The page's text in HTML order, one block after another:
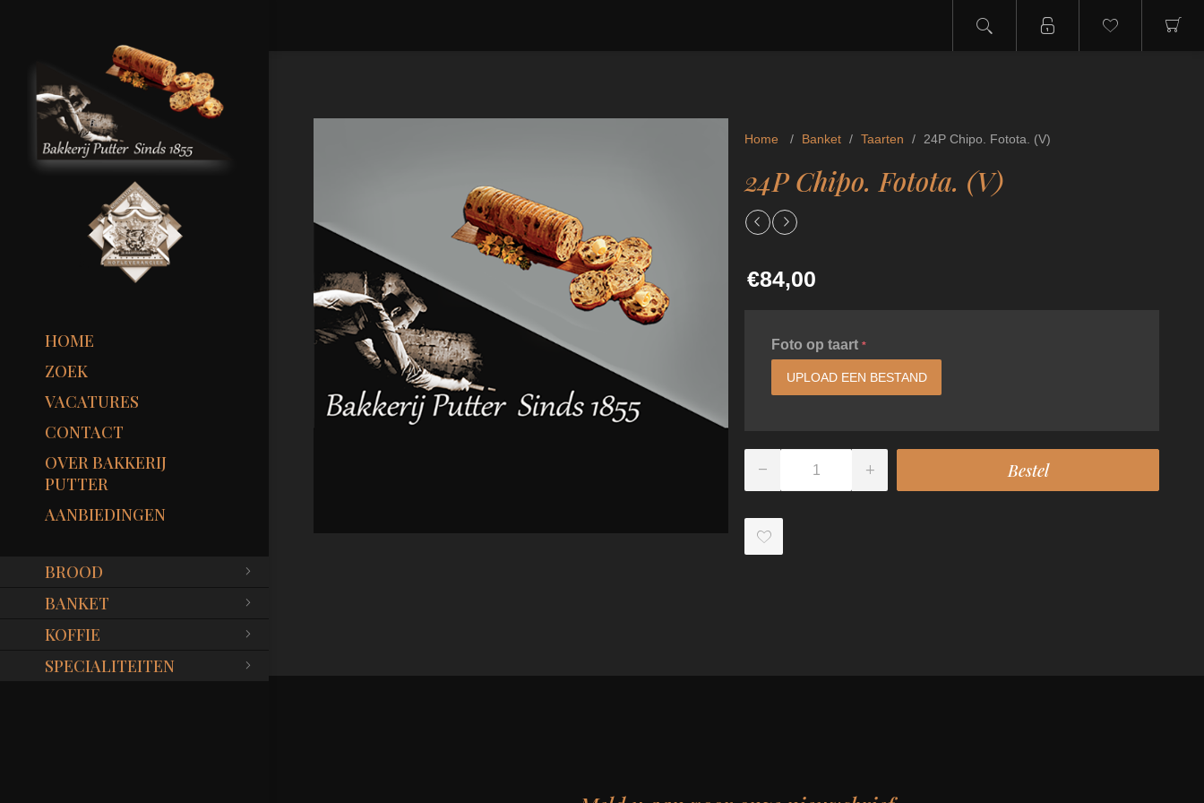
HOME
ZOEK
VACATURES
CONTACT
OVER BAKKERIJ
PUTTER
AANBIEDINGEN
BROOD
BANKET
KOFFIE
SPECIALITEITEN
Home / Banket / Taarten / 24P Chipo. Fotota. (V)
24P Chipo. Fotota. (V)
€84,00
Foto op taart*
UPLOAD EEN BESTAND